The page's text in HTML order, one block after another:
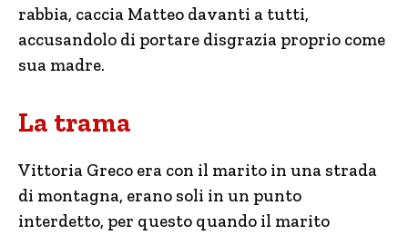
rabbia, caccia Matteo davanti a tutti,
accusandolo di portare disgrazia proprio come
sua madre.
La trama
Vittoria Greco era con il marito in una strada
di montagna, erano soli in un punto
interdetto, per questo quando il marito